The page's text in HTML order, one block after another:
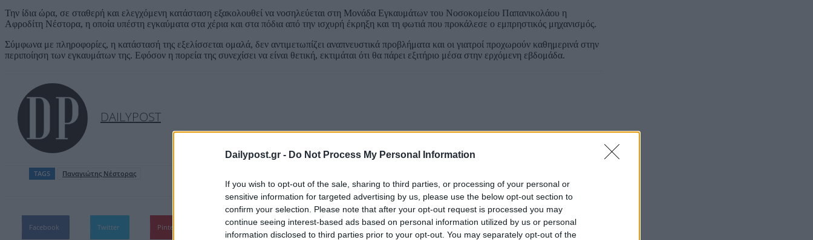
Dailypost.gr - Do Not Process My Personal Information
If you wish to opt-out of the sale, sharing to third parties, or processing of your personal or
sensitive information for targeted advertising by us, please use the below opt-out section to
confirm your selection. Please note that after your opt-out request is processed you may
continue seeing interest-based ads based on personal information utilized by us or personal
information disclosed to third parties prior to your opt-out. You may separately opt-out of the
Την ίδια ώρα, σε σταθερή και ελεγχόμενη κατάσταση εξακολουθεί να νοσηλεύεται στη Μονάδα Εγκαυμάτων του Νοσοκομείου Παπανικολάου η
Αφροδίτη Νέστορα, η οποία υπέστη εγκαύματα στα χέρια και στα πόδια από την ισχυρή έκρηξη και τη φωτιά που προκάλεσε ο εμπρηστικός μηχανισμός.
Σύμφωνα με πληροφορίες, η κατάστασή της εξελίσσεται ομαλά, δεν αντιμετωπίζει αναπνευστικά προβλήματα και οι γιατροί προχωρούν καθημερινά στην
περιποίηση των εγκαυμάτων της. Εφόσον η πορεία της συνεχίσει να είναι θετική, εκτιμάται ότι θα πάρει εξιτήριο μέσα στην ερχόμενη εβδομάδα.
DAILYPOST
TAGS Παναγιώτης Νέστορας
Facebook Twitter Pinterest WhatsApp